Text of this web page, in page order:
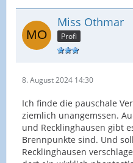
Miss Othmar
Profi
8. August 2024 14:30
Ich finde die pauschale
ziemlich unangemssen.
und Recklinghausen gibt
Brennpunkte sind. Und
Recklinghausen